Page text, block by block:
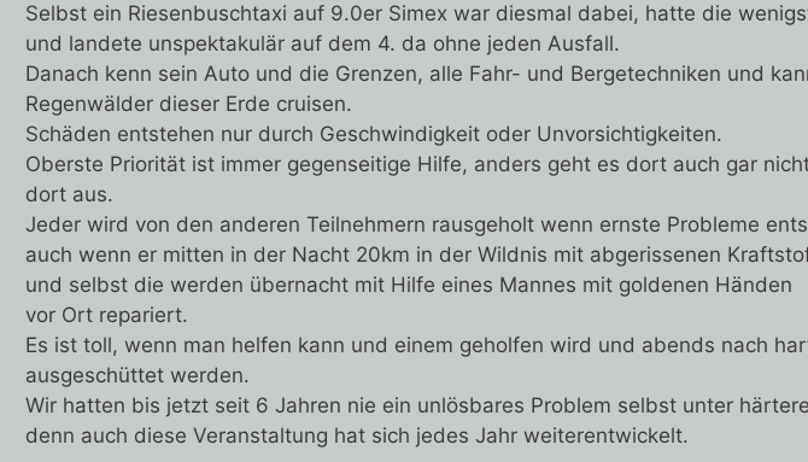
Selbst ein Riesenbuschtaxi auf 9.0er Simex war diesmal dabei, hatte die
und landete unspektakulär auf dem 4. da ohne jeden Ausfall.
Danach kenn sein Auto und die Grenzen, alle Fahr- und Bergetechniken und
Regenwälder dieser Erde cruisen.
Schäden entstehen nur durch Geschwindigkeit oder Unvorsichtigkeiten.
Oberste Priorität ist immer gegenseitige Hilfe, anders geht es dort auch gar
dort aus.
Jeder wird von den anderen Teilnehmern rausgeholt wenn ernste Probleme
auch wenn er mitten in der Nacht 20km in der Wildnis mit abgerissenen
und selbst die werden übernacht mit Hilfe eines Mannes mit goldenen Händen
vor Ort repariert.
Es ist toll, wenn man helfen kann und einem geholfen wird und abends nach
ausgeschüttet werden.
Wir hatten bis jetzt seit 6 Jahren nie ein unlösbares Problem selbst unter
denn auch diese Veranstaltung hat sich jedes Jahr weiterentwickelt.